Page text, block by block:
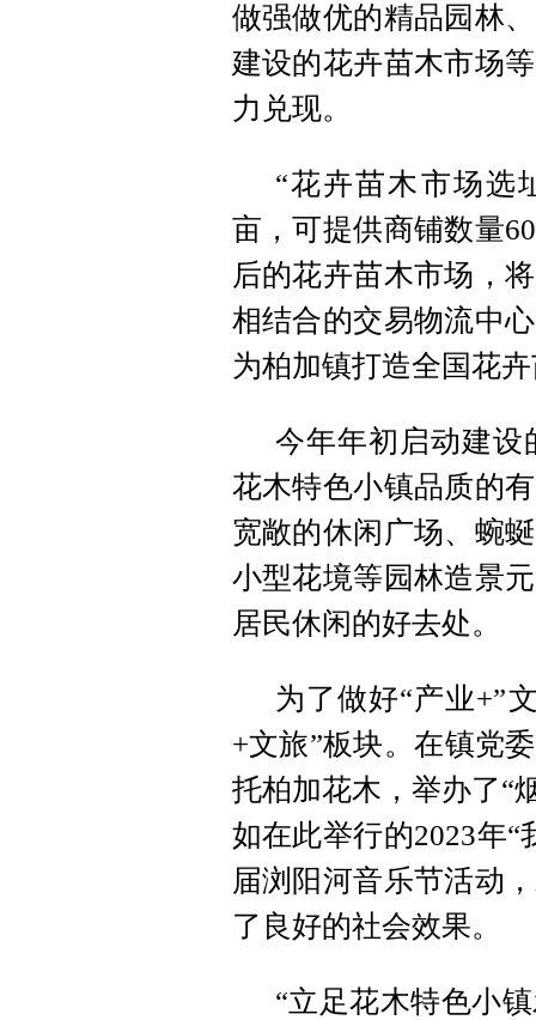
做强做优的精品园林
建设的花卉苗木市场
力兑现。
“花卉苗木市场选
亩，可提供商铺数量
后的花卉苗木市场，
相结合的交易物流中
为柏加镇打造全国花
今年年初启动建设
花木特色小镇品质的
宽敞的休闲广场、蜿
小型花境等园林造景
居民休闲的好去处。
为了做好“产业+”
+文旅”板块。在镇党
托柏加花木，举办了“
如在此举行的2023年
届浏阳河音乐节活动
了良好的社会效果。
“立足花木特色小